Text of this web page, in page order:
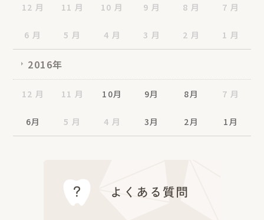
12 月 11 月 10 月 9 月 8 月 7 月
6 月 5 月 4 月 3 月 2 月 1 月
2016年
12 月 11 月 10月 9月 8月 7 月
6月 5 月 4 月 3月 2月 1月